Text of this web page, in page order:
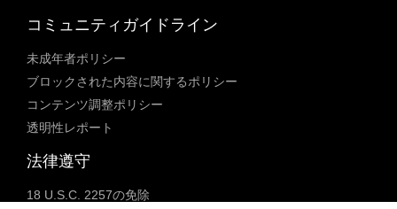
コミュニティガイドライン
未成年者ポリシー
ブロックされた内容に関するポリシー
コンテンツ調整ポリシー
透明性レポート
法律遵守
18 U.S.C. 2257の免除